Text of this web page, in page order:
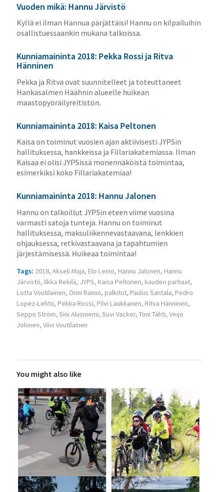
Vuoden mikä: Hannu Järvistö
Kyllä ei ilman Hannua pärjättäisi! Hannu on kilpailuihin
osallistuessaankin mukana talkoissa.
Kunniamaininta 2018: Pekka Rossi ja Ritva
Hänninen
Pekka ja Ritva ovat suunnitelleet ja toteuttaneet
Hankasalmen Häähnin alueelle huikean
maastopyöräilyreitistön.
Kunniamaininta 2018: Kaisa Peltonen
Kaisa on toiminut vuosien ajan aktiivisesti JYPSin
hallituksessa, hankkeissa ja Fillariakatemiassa. Ilman
Kaisaa ei olisi JYPSissä monennäköistä toimintaa,
esimerkiksi koko Fillariakatemiaa!
Kunniamaininta 2018: Hannu Jalonen
Hannu on talkoillut JYPSin eteen viime vuosina
varmasti satoja tunteja. Hannu on toiminut
hallituksessa, maksuliikennevastaavana, lenkkien
ohjauksessa, retkivastaavana ja tapahtumien
järjestämisessä. Huikeaa toimintaa!
Tags: 2018, Akseli Maja, Elo Leino, Hannu Jalonen, Hannu
Järvistö, Ilkka Rekilä, JYPS, Kaisa Peltonen, kauden parhaat,
Lotta Voutilainen, Onni Rainio, palkitut, Paulus Santala, Pedro
Lopez-Lehto, Pekka Rossi, Pilvi Laukkanen, Ritva Hänninen,
Seppo Ström, Sini Alusniemi, Suvi Vacker, Toni Tähti, Veijo
Jokinen, Viivi Voutilainen
You might also like